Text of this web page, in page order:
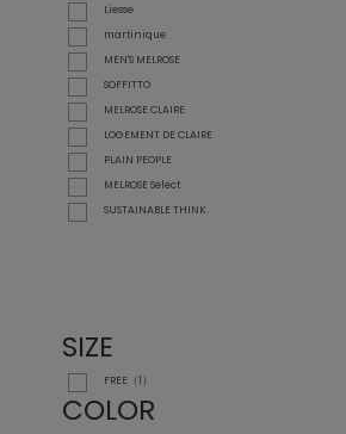
Liesse
martinique
MEN'S MELROSE
SOFFITTO
MELROSE CLAIRE
LOGEMENT DE CLAIRE
PLAIN PEOPLE
MELROSE Select
SUSTAINABLE THINK.
SIZE
FREE（1）
COLOR